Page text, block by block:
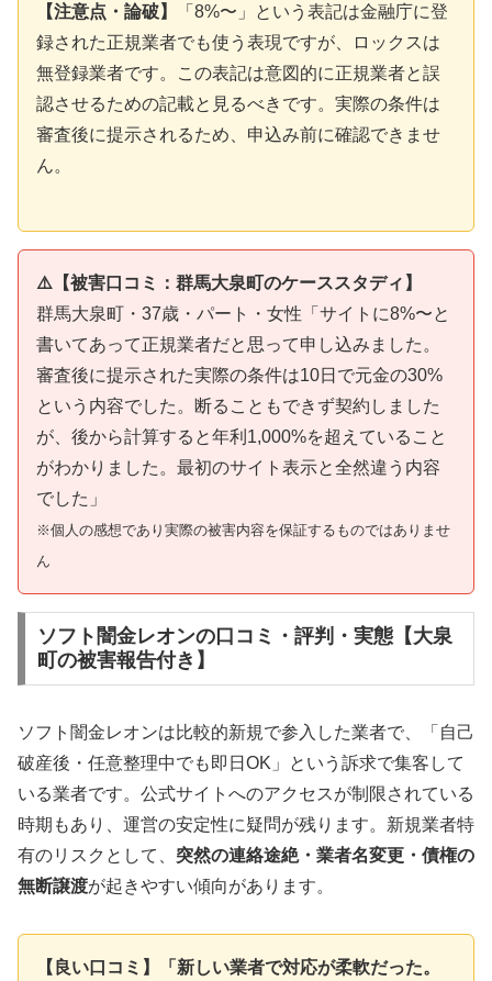
【注意点・論破】
「8%〜」という表記は金融庁に登
録された正規業者でも使う表現ですが、ロックスは
無登録業者です。この表記は意図的に正規業者と誤
認させるための記載と見るべきです。実際の条件は
審査後に提示されるため、申込み前に確認できませ
ん。
⚠️【被害口コミ：群馬大泉町のケーススタディ】
群馬大泉町・37歳・パート・女性「サイトに8%〜と
書いてあって正規業者だと思って申し込みました。
審査後に提示された実際の条件は10日で元金の30%
という内容でした。断ることもできず契約しました
が、後から計算すると年利1,000%を超えていること
がわかりました。最初のサイト表示と全然違う内容
でした」
※個人の感想であり実際の被害内容を保証するものではありませ
ん
ソフト闇金レオンの口コミ・評判・実態【大泉
町の被害報告付き】
ソフト闇金レオンは比較的新規で参入した業者で、「自己
破産後・任意整理中でも即日OK」という訴求で集客して
いる業者です。公式サイトへのアクセスが制限されている
時期もあり、運営の安定性に疑問が残ります。新規業者特
有のリスクとして、 突然の連絡途絶・業者名変更・債権の
無断譲渡が起きやすい傾向があります。
【良い口コミ】「新しい業者で対応が柔軟だった。